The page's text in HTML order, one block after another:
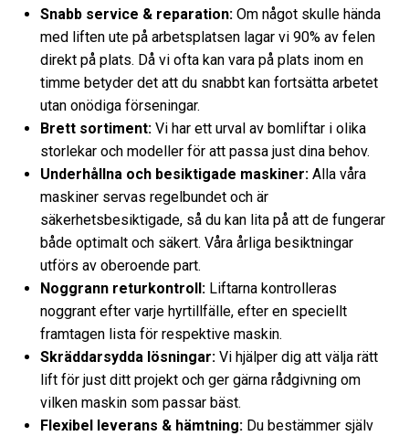
Snabb service & reparation: Om något skulle hända
med liften ute på arbetsplatsen lagar vi 90% av felen
direkt på plats. Då vi ofta kan vara på plats inom en
timme betyder det att du snabbt kan fortsätta arbetet
utan onödiga förseningar.
Brett sortiment: Vi har ett urval av bomliftar i olika
storlekar och modeller för att passa just dina behov.
Underhållna och besiktigade maskiner: Alla våra
maskiner servas regelbundet och är
säkerhetsbesiktigade, så du kan lita på att de fungerar
både optimalt och säkert. Våra årliga besiktningar
utförs av oberoende part.
Noggrann returkontroll: Liftarna kontrolleras
noggrant efter varje hyrtillfälle, efter en speciellt
framtagen lista för respektive maskin.
Skräddarsydda lösningar: Vi hjälper dig att välja rätt
lift för just ditt projekt och ger gärna rådgivning om
vilken maskin som passar bäst.
Flexibel leverans & hämtning: Du bestämmer själv